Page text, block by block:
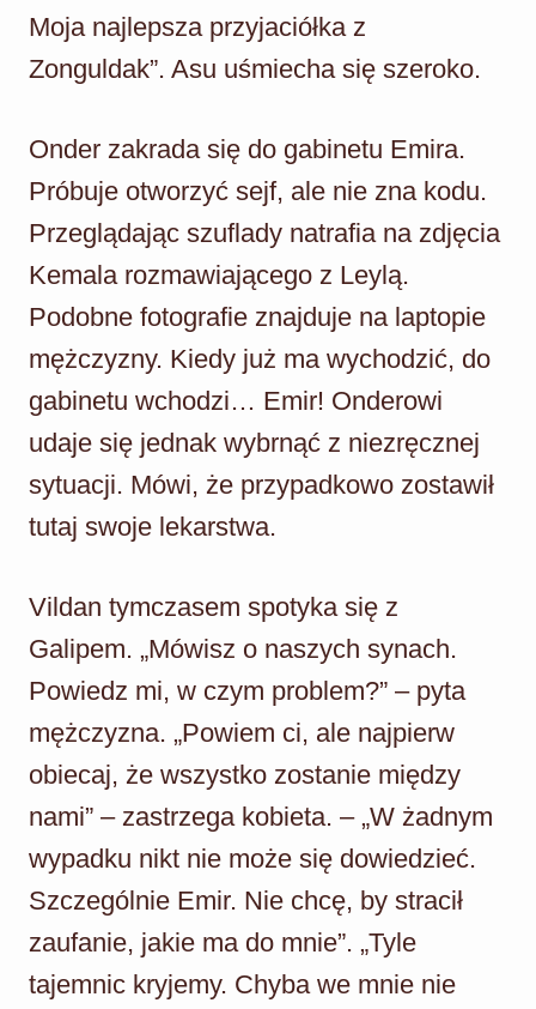
Moja najlepsza przyjaciółka z
Zonguldak”. Asu uśmiecha się szeroko.
Onder zakrada się do gabinetu Emira.
Próbuje otworzyć sejf, ale nie zna kodu.
Przeglądając szuflady natrafia na zdjęcia
Kemala rozmawiającego z Leylą.
Podobne fotografie znajduje na laptopie
mężczyzny. Kiedy już ma wychodzić, do
gabinetu wchodzi… Emir! Onderowi
udaje się jednak wybrnąć z niezręcznej
sytuacji. Mówi, że przypadkowo zostawił
tutaj swoje lekarstwa.
Vildan tymczasem spotyka się z
Galipem. „Mówisz o naszych synach.
Powiedz mi, w czym problem?” – pyta
mężczyzna. „Powiem ci, ale najpierw
obiecaj, że wszystko zostanie między
nami” – zastrzega kobieta. – „W żadnym
wypadku nikt nie może się dowiedzieć.
Szczególnie Emir. Nie chcę, by stracił
zaufanie, jakie ma do mnie”. „Tyle
tajemnic kryjemy. Chyba we mnie nie